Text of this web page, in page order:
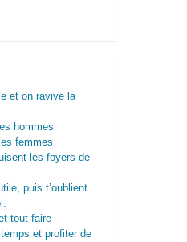
et on ravive la
hommes
femmes
les foyers de
puis t’oublient
tout faire
et profiter de